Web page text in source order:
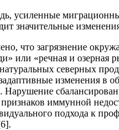
усиленные
значительные
что загрязнение
или «речная и озерная
северных
изменения в
Нарушение
иммунной
подхода к